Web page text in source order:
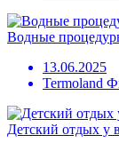
Водные
13.06.2025
Termoland
Детский отдых у